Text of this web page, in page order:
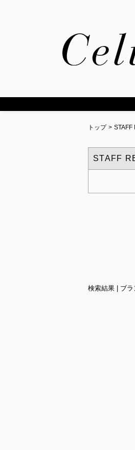
トップ > STAFF
STAFF
検索結果 | ブ